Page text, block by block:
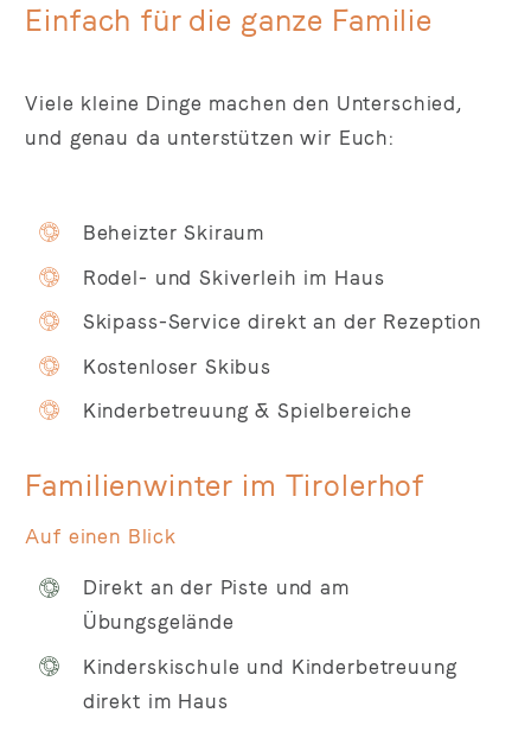
Einfach für die ganze Familie
Viele kleine Dinge machen den Unterschied,
und genau da unterstützen wir Euch:
Beheizter Skiraum
Rodel- und Skiverleih im Haus
Skipass-Service direkt an der Rezeption
Kostenloser Skibus
Kinderbetreuung & Spielbereiche
Familienwinter im Tirolerhof
Auf einen Blick
Direkt an der Piste und am
Übungsgelände
Kinderskischule und Kinderbetreuung
direkt im Haus